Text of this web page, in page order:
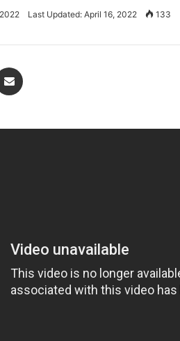
Last Updated: April 16, 2022 133